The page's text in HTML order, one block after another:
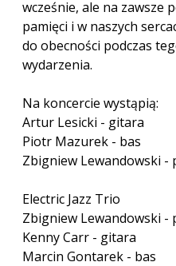
wcześnie, ale na zawsze
pamięci i w naszych
do obecności podczas
wydarzenia.
Na koncercie wystąpią:
Artur Lesicki - gitara
Piotr Mazurek - bas
Zbigniew Lewandowski -
Electric Jazz Trio
Zbigniew Lewandowski -
Kenny Carr - gitara
Marcin Gontarek - bas